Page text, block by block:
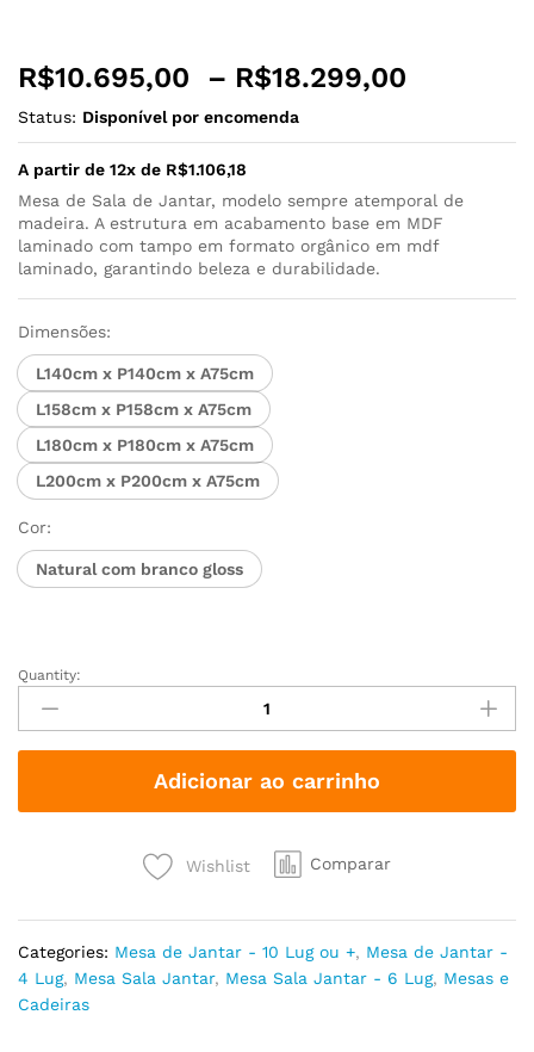
R$10.695,00 – R$18.299,00
Status: Disponível por encomenda
A partir de 12x de R$1.106,18
Mesa de Sala de Jantar, modelo sempre atemporal de
madeira. A estrutura em acabamento base em MDF
laminado com tampo em formato orgânico em mdf
laminado, garantindo beleza e durabilidade.
Dimensões:
L140cm x P140cm x A75cm
L158cm x P158cm x A75cm
L180cm x P180cm x A75cm
L200cm x P200cm x A75cm
Cor:
Natural com branco gloss
Quantity:
Adicionar ao carrinho
Wishlist Comparar
Categories: Mesa de Jantar - 10 Lug ou +, Mesa de Jantar -
4 Lug, Mesa Sala Jantar, Mesa Sala Jantar - 6 Lug, Mesas e
Cadeiras